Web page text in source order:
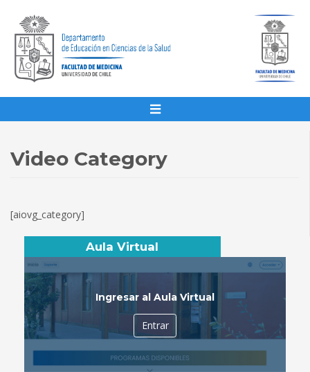
Video Category
[aiovg_category]
Aula Virtual
Ingresar al Aula Virtual
Entrar